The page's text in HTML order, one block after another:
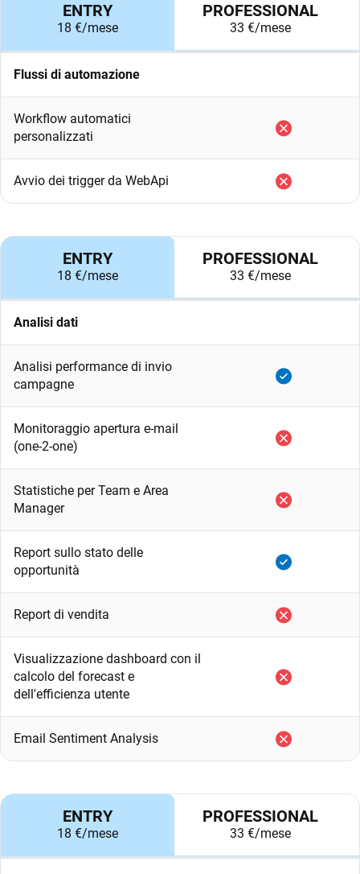
ENTRY
18 €/mese
PROFESSIONAL
33 €/mese
Flussi di automazione
Workflow automatici
personalizzati
Avvio dei trigger da WebApi
ENTRY
18 €/mese
PROFESSIONAL
33 €/mese
Analisi dati
Analisi performance di invio
campagne
Monitoraggio apertura e-mail
(one-2-one)
Statistiche per Team e Area
Manager
Report sullo stato delle
opportunità
Report di vendita
Visualizzazione dashboard con il
calcolo del forecast e
dell'efficienza utente
Email Sentiment Analysis
ENTRY
18 €/mese
PROFESSIONAL
33 €/mese